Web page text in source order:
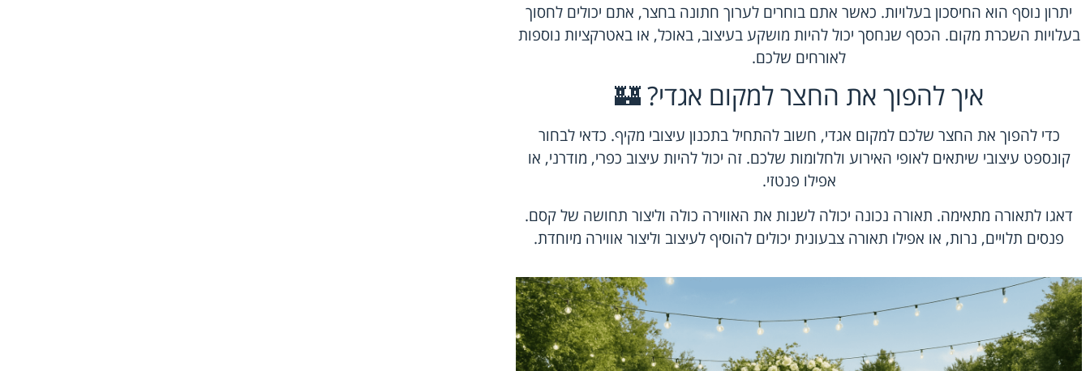
יתרון נוסף הוא החיסכון בעלויות. כאשר אתם בוחרים לערוך חתונה בחצר, אתם יכולים לחסוך
בעלויות השכרת מקום. הכסף שנחסך יכול להיות מושקע בעיצוב, באוכל, או באטרקציות נוספות
לאורחים שלכם.
איך להפוך את החצר למקום אגדי? 🏰
כדי להפוך את החצר שלכם למקום אגדי, חשוב להתחיל בתכנון עיצובי מקיף. כדאי לבחור
קונספט עיצובי שיתאים לאופי האירוע ולחלומות שלכם. זה יכול להיות עיצוב כפרי, מודרני, או
אפילו פנטזי.
דאגו לתאורה מתאימה. תאורה נכונה יכולה לשנות את האווירה כולה וליצור תחושה של קסם.
פנסים תלויים, נרות, או אפילו תאורה צבעונית יכולים להוסיף לעיצוב וליצור אווירה מיוחדת.